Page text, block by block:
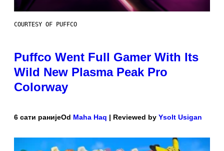
COURTESY OF PUFFCO
Puffco Went Full Gamer With Its
Wild New Plasma Peak Pro
Colorway
6 сати ранијеOd Maha Haq | Reviewed by Ysolt Usigan